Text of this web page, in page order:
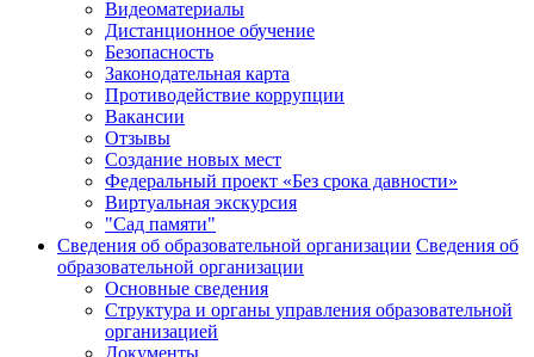
Видеоматериалы
Дистанционное обучение
Безопасность
Законодательная карта
Противодействие коррупции
Вакансии
Отзывы
Создание новых мест
Федеральный проект «Без срока давности»
Виртуальная экскурсия
"Сад памяти"
Сведения об образовательной организации Сведения об
образовательной организации
Основные сведения
Структура и органы управления образовательной
организацией
Документы